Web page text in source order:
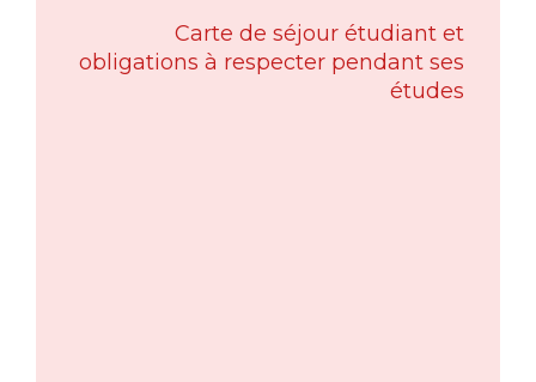
Carte de séjour étudiant et
obligations à respecter pendant ses
études